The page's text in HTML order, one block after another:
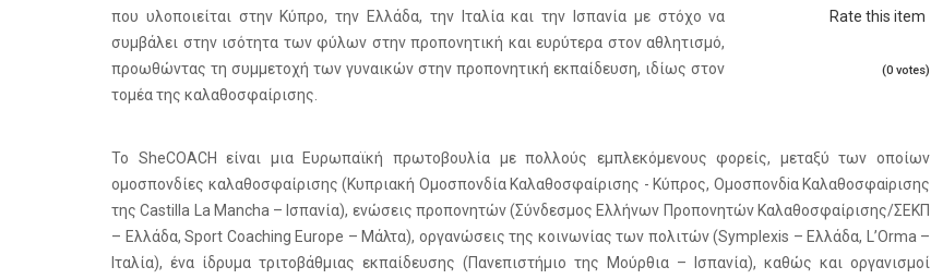
Rate this item
(0 votes)
που υλοποιείται στην Κύπρο, την Ελλάδα, την Ιταλία και την Ισπανία με στόχο να
συμβάλει στην ισότητα των φύλων στην προπονητική και ευρύτερα στον αθλητισμό,
προωθώντας τη συμμετοχή των γυναικών στην προπονητική εκπαίδευση, ιδίως στον
τομέα της καλαθοσφαίρισης.
Το SheCOACH είναι μια Ευρωπαϊκή πρωτοβουλία με πολλούς εμπλεκόμενους φορείς, μεταξύ των οποίων
ομοσπονδίες καλαθοσφαίρισης (Κυπριακή Ομοσπονδία Καλαθοσφαίρισης - Κύπρος, Ομοσπονδiα Καλαθοσφαiρισης
της Castilla La Mancha – Ισπανία), ενώσεις προπονητών (Σύνδεσμος Ελλήνων Προπονητών Καλαθοσφαίρισης/ΣΕΚΠ
– Ελλάδα, Sport Coaching Europe – Μάλτα), οργανώσεις της κοινωνίας των πολιτών (Symplexis – Ελλάδα, L’Orma –
Ιταλία), ένα ίδρυμα τριτοβάθμιας εκπαίδευσης (Πανεπιστήμιο της Μούρθια – Ισπανία), καθώς και οργανισμοί